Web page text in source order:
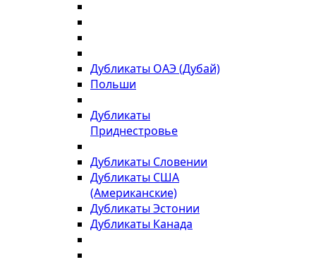
Дубликаты ОАЭ (Дубай)
Польши
Дубликаты
Приднестровье
Дубликаты Словении
Дубликаты США
(Американские)
Дубликаты Эстонии
Дубликаты Канада